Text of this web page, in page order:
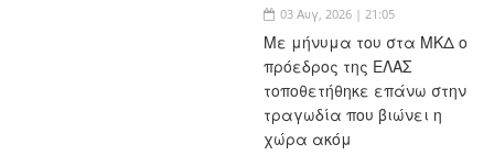
03 Αυγ, 2026 | 21:05
Με μήνυμα του στα ΜΚΔ ο
πρόεδρος της ΕΛΑΣ
τοποθετήθηκε επάνω στην
τραγωδία που βιώνει η
χώρα ακόμ